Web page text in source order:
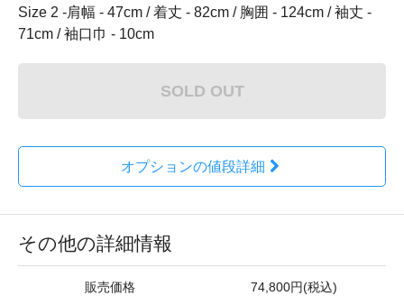
Size 2 -肩幅 - 47cm / 着丈 - 82cm / 胸囲 - 124cm / 袖丈 -
71cm / 袖口巾 - 10cm
SOLD OUT
オプションの値段詳細
その他の詳細情報
販売価格 74,800円(税込)